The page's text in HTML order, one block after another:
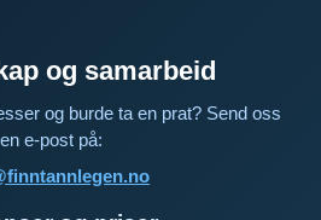
og samarbeid
og burde ta en prat? Send oss
en e-post på: